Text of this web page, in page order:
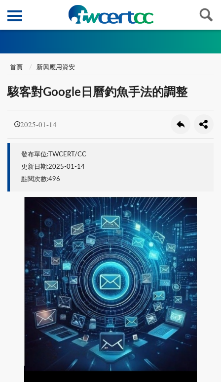
首頁 新興應用資安
駭客對Google日曆釣魚手法的調整
2025-01-14
發布單位:TWCERT/CC
更新日期:2025-01-14
點閱次數:496